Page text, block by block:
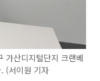
산디지털단지 크랜베
(서이원 기자